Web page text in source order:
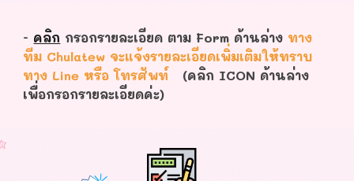
- คลิก กรอกรายละเอียด ตาม Form ด้านล่าง ทาง
ทีม Chulatew จะแจ้งรายละเอียดเพิ่มเติมให้ทราบ
ทาง Line หรือ โทรศัพท์
(คลิก ICON ด้านล่าง
เพื่อกรอกรายละเอียดค่ะ)